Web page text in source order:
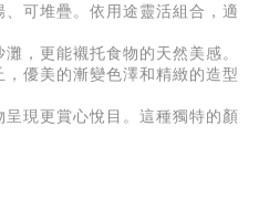
可堆疊。依用途靈活組合，適
，更能襯托食物的天然美感。
優美的漸變色澤和精緻的造型
現更賞心悅目。這種獨特的顏